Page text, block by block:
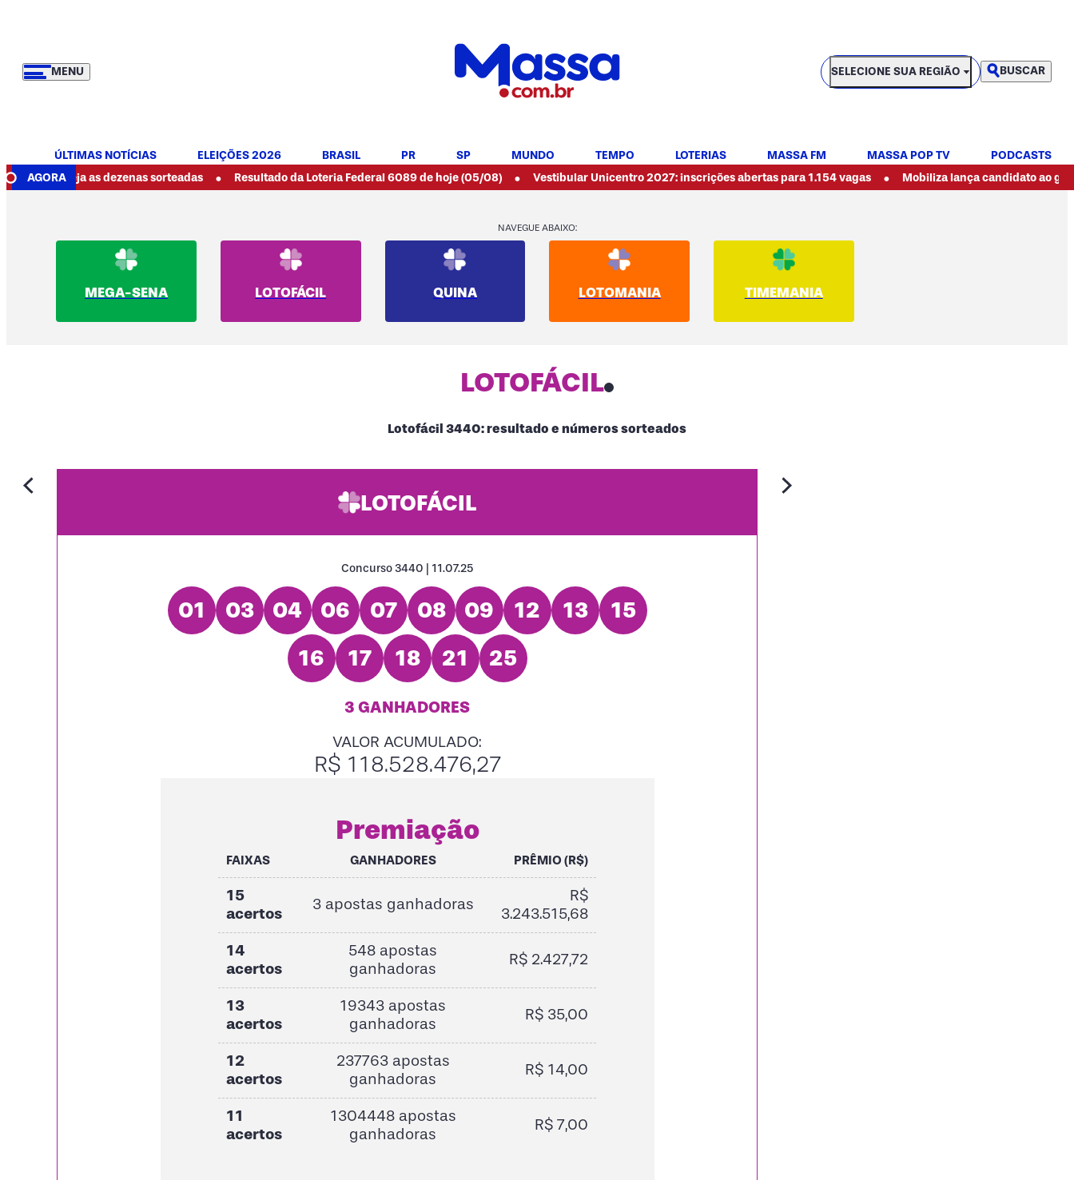
MENU
SELECIONE SUA REGIÃO
SELECIONE SUA REGIÃO BUSCAR
ÚLTIMAS NOTÍCIAS ELEIÇÕES 2026 BRASIL PR SP MUNDO TEMPO LOTERIAS MASSA FM MASSA POP TV
PODCASTS
AGORA
as dezenas sorteadas • Resultado da Loteria Federal 6089 de hoje (05/08) • Vestibular Unicentro 2027: inscrições abertas para 1.154 vagas • Mobiliza lança candidato ao governo do
NAVEGUE ABAIXO:
MEGA-SENA LOTOFÁCIL QUINA LOTOMANIA TIMEMANIA
LOTOFÁCIL
Lotofácil 3440: resultado e números sorteados
LOTOFÁCIL
Concurso 3440 | 11.07.25
01 03 04 06 07 08 09 12 13
15
16
17 18 21 25
3 GANHADORES
VALOR ACUMULADO:
R$ 118.528.476,27
Premiação
FAIXAS GANHADORES PRÊMIO (R$)
15
acertos
3 apostas ganhadoras
R$
3.243.515,68
14
acertos
548 apostas
ganhadoras
R$ 2.427,72
13
acertos
19343 apostas
ganhadoras
R$ 35,00
12
acertos
237763 apostas
ganhadoras
R$ 14,00
11
acertos
1304448 apostas
ganhadoras
R$ 7,00